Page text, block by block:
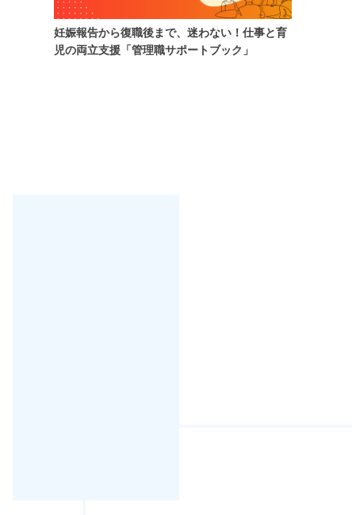
妊娠報告から復職後まで、迷わない！仕事と育
児の両立支援「管理職サポートブック」